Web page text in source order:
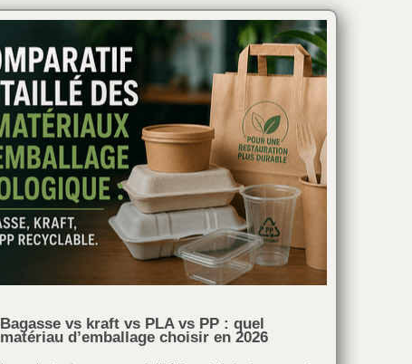
Bagasse vs kraft vs PLA vs PP : quel
matériau d’emballage choisir en 2026